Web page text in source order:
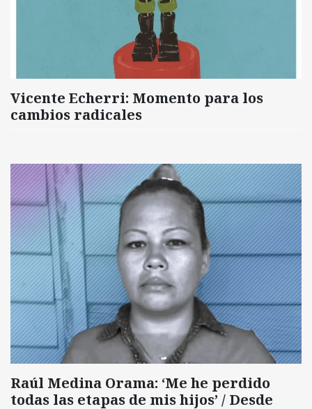
Vicente Echerri: Momento para los
cambios radicales
Raúl Medina Orama: ‘Me he perdido
todas las etapas de mis hijos’ / Desde